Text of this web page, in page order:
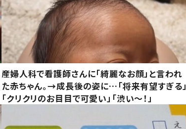
産婦人科で看護師さんに「綺麗なお顔」と言われ
た赤ちゃん。→成長後の姿に…「将来有望すぎる」
「クリクリのお目目で可愛い」「渋い～！」